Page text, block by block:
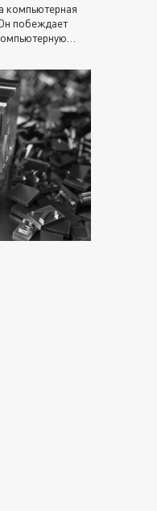
компьютерная
побеждает